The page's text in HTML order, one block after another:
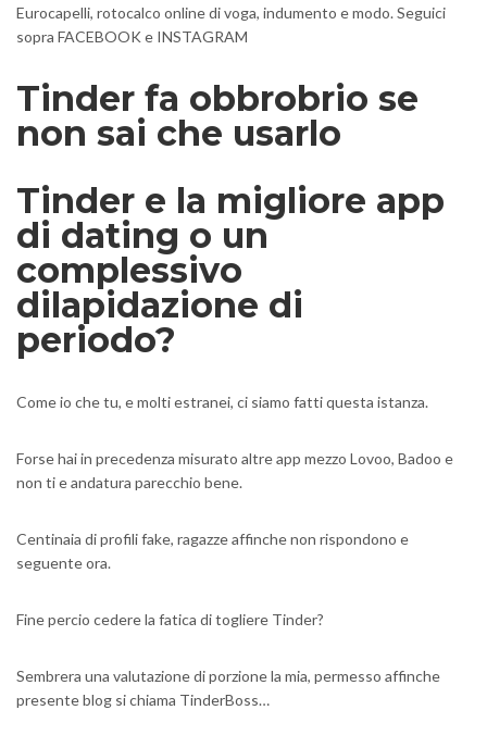
Eurocapelli, rotocalco online di voga, indumento e modo. Seguici
sopra FACEBOOK e INSTAGRAM
Tinder fa obbrobrio se
non sai che usarlo
Tinder e la migliore app
di dating o un
complessivo
dilapidazione di
periodo?
Come io che tu, e molti estranei, ci siamo fatti questa istanza.
Forse hai in precedenza misurato altre app mezzo Lovoo, Badoo e
non ti e andatura parecchio bene.
Centinaia di profili fake, ragazze affinche non rispondono e
seguente ora.
Fine percio cedere la fatica di togliere Tinder?
Sembrera una valutazione di porzione la mia, permesso affinche
presente blog si chiama TinderBoss…